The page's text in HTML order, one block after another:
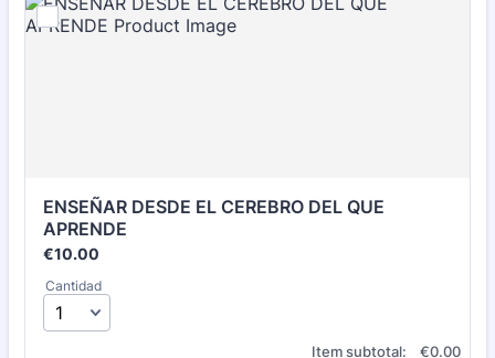
ENSEÑAR DESDE EL CEREBRO DEL QUE
APRENDE
€10.00
€10.00
Cantidad
Item subtotal: €0.00
€0.00